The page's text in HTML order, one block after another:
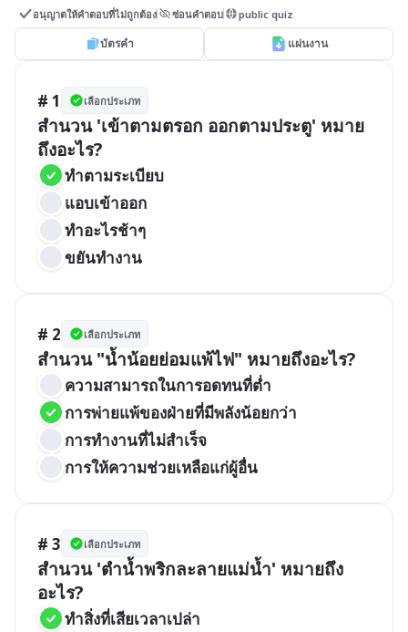
อนุญาตให้คำตอบที่ไม่ถูกต้อง ซ่อนคำตอบ public quiz
บัตรคำ แผ่นงาน
# 1 เลือกประเภท
สำนวน 'เข้าตามตรอก ออกตามประตู' หมาย
ถึงอะไร?
ทำตามระเบียบ
แอบเข้าออก
ทำอะไรช้าๆ
ขยันทำงาน
# 2 เลือกประเภท
สำนวน "น้ำน้อยย่อมแพ้ไฟ" หมายถึงอะไร?
ความสามารถในการอดทนที่ต่ำ
การพ่ายแพ้ของฝ่ายที่มีพลังน้อยกว่า
การทำงานที่ไม่สำเร็จ
การให้ความช่วยเหลือแก่ผู้อื่น
# 3 เลือกประเภท
สำนวน 'ตำน้ำพริกละลายแม่น้ำ' หมายถึง
อะไร?
ทำสิ่งที่เสียเวลาเปล่า